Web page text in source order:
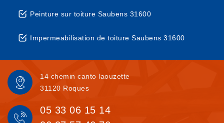
Peinture sur toiture Saubens 31600
Impermeabilisation de toiture Saubens 31600
14 chemin canto laouzette
31120 Roques
05 33 06 15 14